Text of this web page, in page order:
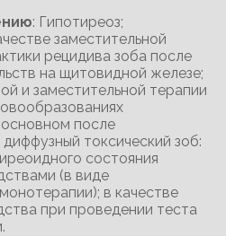
: Гипотиреоз;
заместительной
рецидива зоба после
на щитовидной железе;
и заместительной терапии
после
токсический зоб:
состояния
(в виде
в качестве
при проведении теста